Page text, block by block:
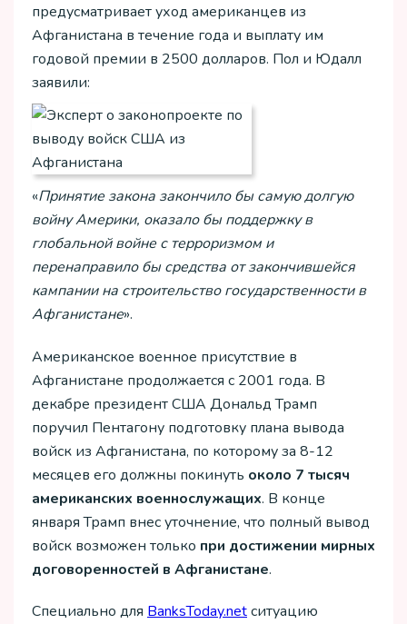
предусматривает уход американцев из
Афганистана в течение года и выплату им
годовой премии в 2500 долларов. Пол и Юдалл
заявили:
«Принятие закона закончило бы самую долгую
войну Америки, оказало бы поддержку в
глобальной войне с терроризмом и
перенаправило бы средства от закончившейся
кампании на строительство государственности в
Афганистане».
Американское военное присутствие в
Афганистане продолжается с 2001 года. В
декабре президент США Дональд Трамп
поручил Пентагону подготовку плана вывода
войск из Афганистана, по которому за 8-12
месяцев его должны покинуть около 7 тысяч
американских военнослужащих. В конце
января Трамп внес уточнение, что полный вывод
войск возможен только при достижении мирных
договоренностей в Афганистане.
Специально для ВanksToday.netситуацию